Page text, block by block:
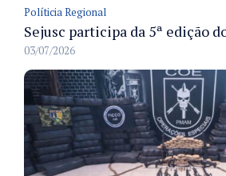
Políticia Regional
03/07/2026